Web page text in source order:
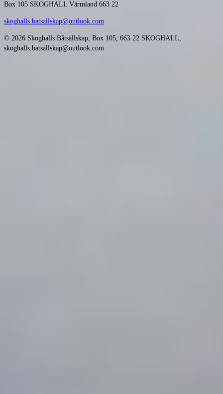
Box 105 SKOGHALL Värmland 663 22
skoghalls.batsallskap@outlook.com
© 2026 Skoghalls Båtsällskap, Box 105, 663 22 SKOGHALL,
skoghalls.batsallskap@outlook.com